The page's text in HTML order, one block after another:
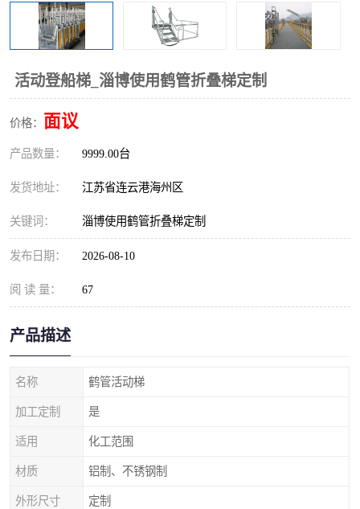
活动登船梯_淄博使用鹤管折叠梯定制
价格： 面议
产品数量： 9999.00台
发货地址： 江苏省连云港海州区
关键词： 淄博使用鹤管折叠梯定制
发布日期： 2026-08-10
阅 读 量： 67
产品描述
名称 鹤管活动梯
加工定制 是
适用 化工范围
材质 铝制、不锈钢制
外形尺寸 定制